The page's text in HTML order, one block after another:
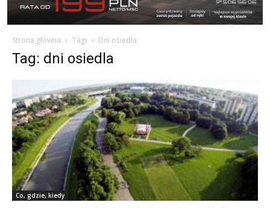
Strona główna Tagi Dni osiedla
Tag: dni osiedla
Co, gdzie, kiedy